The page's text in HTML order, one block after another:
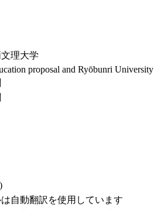
理大学
proposal and Ryōbunri University
自動翻訳を使用しています